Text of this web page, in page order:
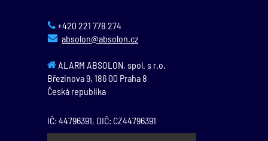
+420 221 778 274
absolon@absolon.cz
ALARM ABSOLON, spol. s r.o.
Březinova 9, 186 00 Praha 8
Česká republika
IČ: 44796391, DIČ: CZ44796391